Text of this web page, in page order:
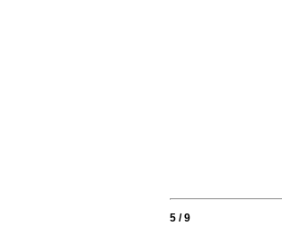
5 / 9